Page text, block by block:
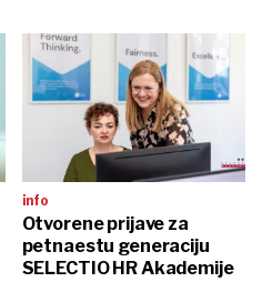
info
Otvorene prijave za
petnaestu generaciju
SELECTIO HR Akademije